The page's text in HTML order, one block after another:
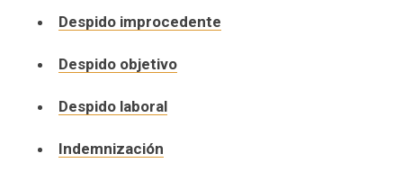
Despido improcedente
Despido objetivo
Despido laboral
Indemnización